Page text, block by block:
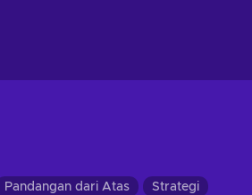
Pandangan dari Atas Strategi